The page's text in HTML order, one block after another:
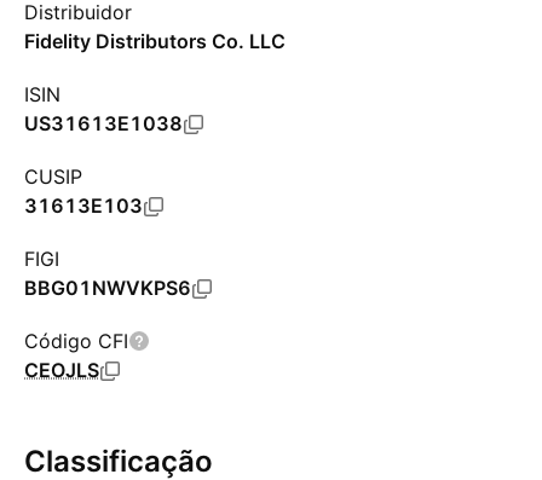
Distribuidor
Fidelity Distributors Co. LLC
ISIN
US31613E1038
CUSIP
31613E103
FIGI
BBG01NWVKPS6
Código CFI
CEOJLS
Classificação